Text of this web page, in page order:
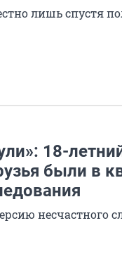
лишь спустя
18-
были в
несчастного